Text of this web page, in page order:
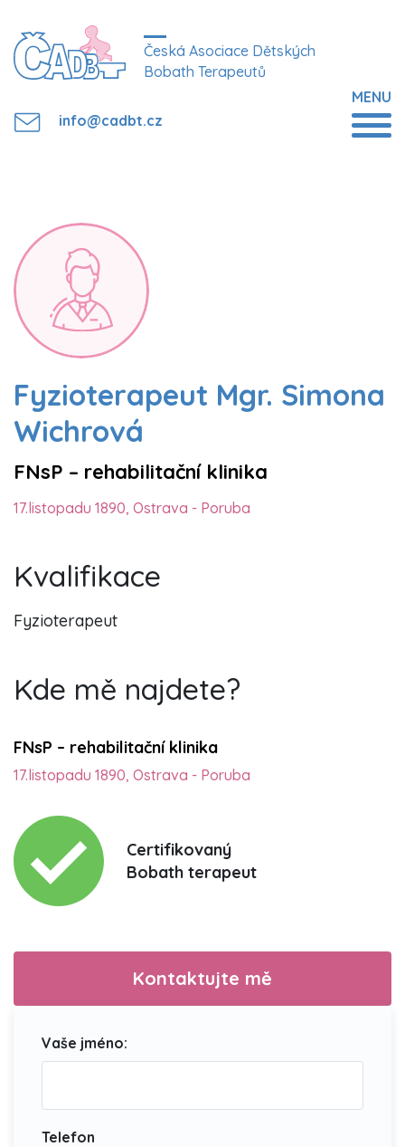
Česká Asociace Dětských
Bobath Terapeutů
info@cadbt.cz
MENU
Fyzioterapeut Mgr. Simona
Wichrová
FNsP – rehabilitační klinika
17.listopadu 1890, Ostrava - Poruba
Kvalifikace
Fyzioterapeut
Kde mě najdete?
FNsP – rehabilitační klinika
17.listopadu 1890, Ostrava - Poruba
Certifikovaný
Bobath terapeut
Kontaktujte mě
Vaše jméno:
Telefon